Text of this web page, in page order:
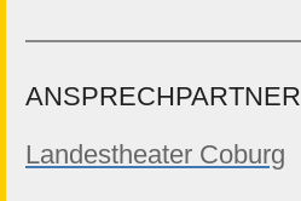
ANSPRECHPARTNER
Landestheater Coburg